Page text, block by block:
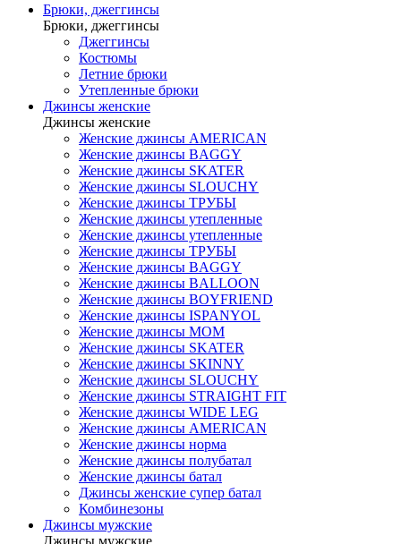
Брюки, джеггинсы
Брюки, джеггинсы
Джеггинсы
Костюмы
Летние брюки
Утепленные брюки
Джинсы женские
Джинсы женские
Женские джинсы AMERICAN
Женские джинсы BAGGY
Женские джинсы SKATER
Женские джинсы SLOUCHY
Женские джинсы ТРУБЫ
Женские джинсы утепленные
Женские джинсы утепленные
Женские джинсы ТРУБЫ
Женские джинсы BAGGY
Женские джинсы BALLOON
Женские джинсы BOYFRIEND
Женские джинсы ISPANYOL
Женские джинсы МОМ
Женские джинсы SKATER
Женские джинсы SKINNY
Женские джинсы SLOUCHY
Женские джинсы STRAIGHT FIT
Женские джинсы WIDE LEG
Женские джинсы AMERICAN
Женские джинсы норма
Женские джинсы полубатал
Женские джинсы батал
Джинсы женские супер батал
Комбинезоны
Джинсы мужские
Джинсы мужские